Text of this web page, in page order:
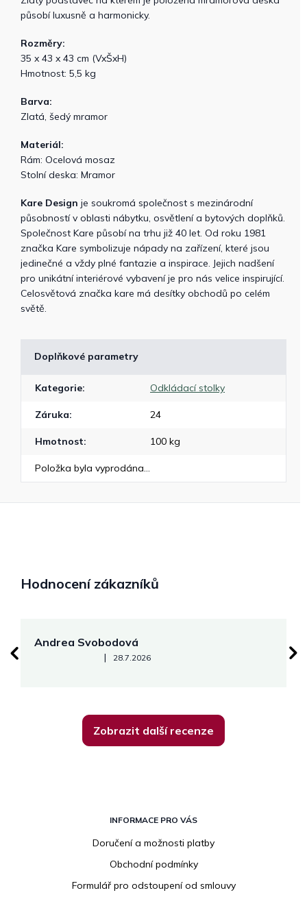
působí luxusně a harmonicky.
Rozměry:
35 x 43 x 43 cm (VxŠxH)
Hmotnost: 5,5 kg
Barva:
Zlatá, šedý mramor
Materiál:
Rám: Ocelová mosaz
Stolní deska: Mramor
Kare Design je soukromá společnost s mezinárodní
působností v oblasti nábytku, osvětlení a bytových doplňků.
Společnost Kare působí na trhu již 40 let. Od roku 1981
značka Kare symbolizuje nápady na zařízení, které jsou
jedinečné a vždy plné fantazie a inspirace. Jejich nadšení
pro unikátní interiérové ​​vybavení je pro nás velice inspirující.
Celosvětová značka kare má desítky obchodů po celém
světě.
Doplňkové parametry
Kategorie: Odkládací stolky
Záruka: 24
Hmotnost: 100 kg
Položka byla vyprodána…
Hodnocení zákazníků
Andrea Svobodová
Hodnocení obchodu je 5 z 5 hvězdiček.
| 28.7.2026
Zobrazit další recenze
INFORMACE PRO VÁS
Doručení a možnosti platby
Obchodní podmínky
Formulář pro odstoupení od smlouvy